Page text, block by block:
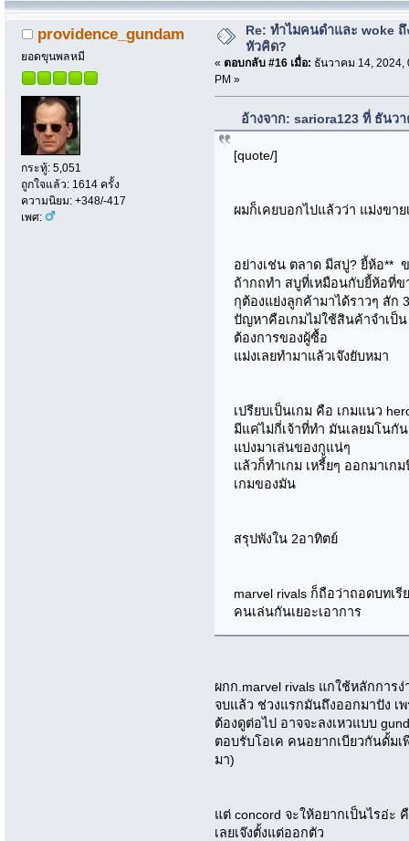
providence_gundam
ยอดขุนพลหมี
กระทู้: 5,051
ถูกใจแล้ว: 1614 ครั้ง
ความนิยม: +348/-417
เพศ:
Re: ทำไมคนดำและ woke ถึ
หัวคิด?
« ตอบกลับ #16 เมื่อ: ธันวาคม 14, 2024,
PM »
อ้างจาก: sariora123 ที่ ธันว
[quote/]
ผมก็เคยบอกไปแล้วว่า แม่งขา
อย่างเช่น ตลาด มีสบู่? ยี้ห้อ** ข
ถ้ากถทำ สบูที่เหมือนกับยี้ห้อที่
กุต้องแย่งลูกค้ามาได้ราวๆ สัก
ปัญหาคือเกมไม่ใช้สินค้าจำเป็
ต้องการของผู้ซื้อ
แม่งเลยทำมาแล้วเจ๊งยับหมา
เปรียบเป็นเกม คือ เกมแนว
มีแค่ไม่กี่เจ้าที่ทำ มันเลยมโนกั
แบ่งมาเล่นของกูแน่ๆ
แล้วก็ทำเกม เหรี้ยๆ ออกมาเก
เกมของมัน
สรุปพังใน 2อาทิตย์
marvel rivals ก็ถือว่าถอดบทเ
คนเล่นกันเยอะเอาการ
ผกก.marvel rivals แกใช้หลักการ
จบแล้ว ช่วงแรกมันถึงออกมาปัง เ
ต้องดูต่อไป อาจจะลงเหวแบบ
ตอบรับโอเค คนอยากเบียวกันดั้ม
มา)
แต่ concord จะให้อยากเป็นไรอ่
เลยเจ๊งตั้งแต่ออกตัว